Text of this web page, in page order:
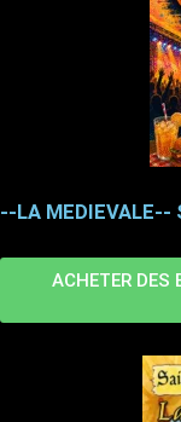
--LA MEDIEVALE--
ACHETER